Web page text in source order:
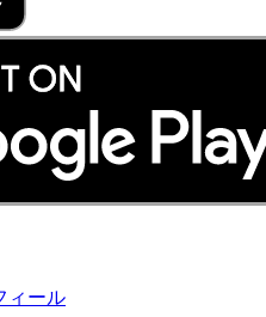
ィール